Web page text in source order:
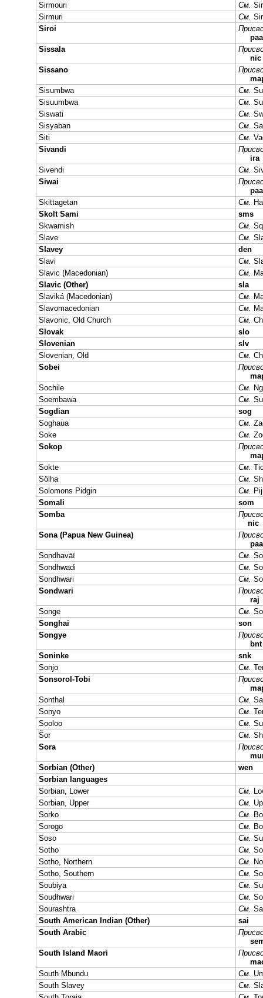
Sirmouri
См.
Sirmuri
См.
Siroi
paa
Sissala
nic
Sissano
Sisumbwa
См.
Sisuumbwa
См.
Siswati
См.
Sisyaban
См.
Siti
См.
Sivandi
ira
Sivendi
См.
Siwai
paa
Skittagetan
См.
Skolt Sami
sms
Skwamish
См.
Slave
См.
Slavey
den
Slavi
См.
Slavic (Macedonian)
См.
Slavic (Other)
sla
Slaviká (Macedonian)
См.
Slavomacedonian
См.
Slavonic, Old Church
См.
Slovak
slo
Slovenian
slv
Slovenian, Old
См.
Sobei
Sochile
См.
Soembawa
См.
Sogdian
sog
Soghaua
См.
Soke
См.
Sokop
Sokte
См.
Sölha
См.
Solomons Pidgin
См.
Somali
som
Somba
nic
Sona (Papua New Guinea)
paa
Sondhavāī
См.
Sondhwadi
См.
Sondhwari
См.
Sondwari
raj
Songe
См.
Songhai
son
Songye
Soninke
snk
Sonjo
См.
Sonsorol-Tobi
Sonthal
См.
Sonyo
См.
Sooloo
См.
Šor
См.
Sora
Sorbian (Other)
wen
Sorbian languages
Sorbian, Lower
См.
Sorbian, Upper
См.
Sorko
См.
Sorogo
См.
Soso
См.
Sotho
См.
Sotho, Northern
См.
Sotho, Southern
См.
Soubiya
См.
Soudhwari
См.
Sourashtra
См.
South American Indian (Other)
sai
South Arabic
South Island Maori
South Mbundu
См.
South Slavey
См.